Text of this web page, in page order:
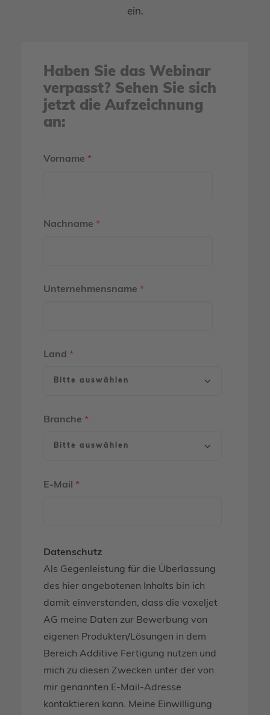
ein.
Haben Sie das Webinar
verpasst? Sehen Sie sich
jetzt die Aufzeichnung
an:
Vorname *
Nachname *
Unternehmensname *
Land *
Branche *
E-Mail *
Datenschutz
Als Gegenleistung für die Überlassung
des hier angebotenen Inhalts bin ich
damit einverstanden, dass die voxeljet
AG meine Daten zur Bewerbung von
eigenen Produkten/Lösungen in dem
Bereich Additive Fertigung nutzen und
mich zu diesen Zwecken unter der von
mir genannten E-Mail-Adresse
kontaktieren kann. Meine Einwilligung